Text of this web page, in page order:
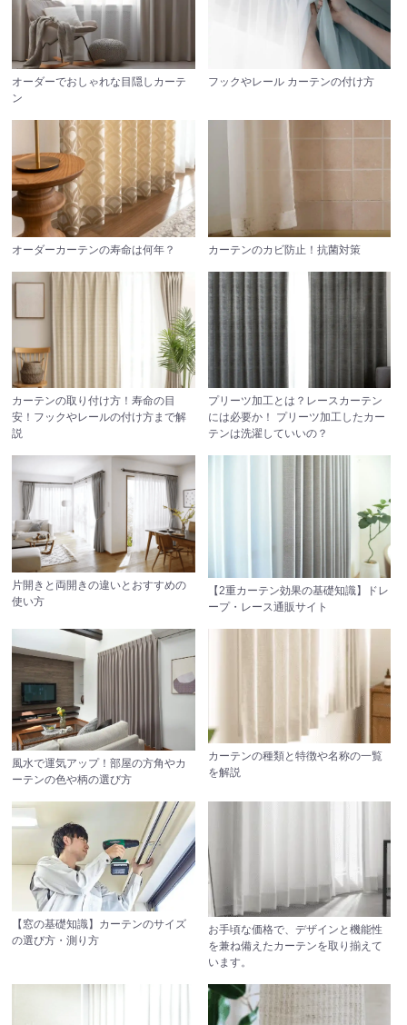
オーダーでおしゃれな目隠しカーテ
ン
フックやレール カーテンの付け方
オーダーカーテンの寿命は何年？ カーテンのカビ防止！抗菌対策
カーテンの取り付け方！寿命の目
安！フックやレールの付け方まで解
説
プリーツ加工とは？レースカーテン
には必要か！ プリーツ加工したカー
テンは洗濯していいの？
片開きと両開きの違いとおすすめの
使い方
【2重カーテン効果の基礎知識】ドレ
ープ・レース通販サイト
風水で運気アップ！部屋の方角やカ
ーテンの色や柄の選び方
カーテンの種類と特徴や名称の一覧
を解説
【窓の基礎知識】カーテンのサイズ
の選び方・測り方
お手頃な価格で、デザインと機能性
を兼ね備えたカーテンを取り揃えて
います。